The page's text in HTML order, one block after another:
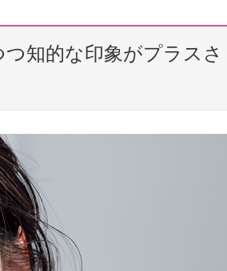
知的な印象がプラスさ